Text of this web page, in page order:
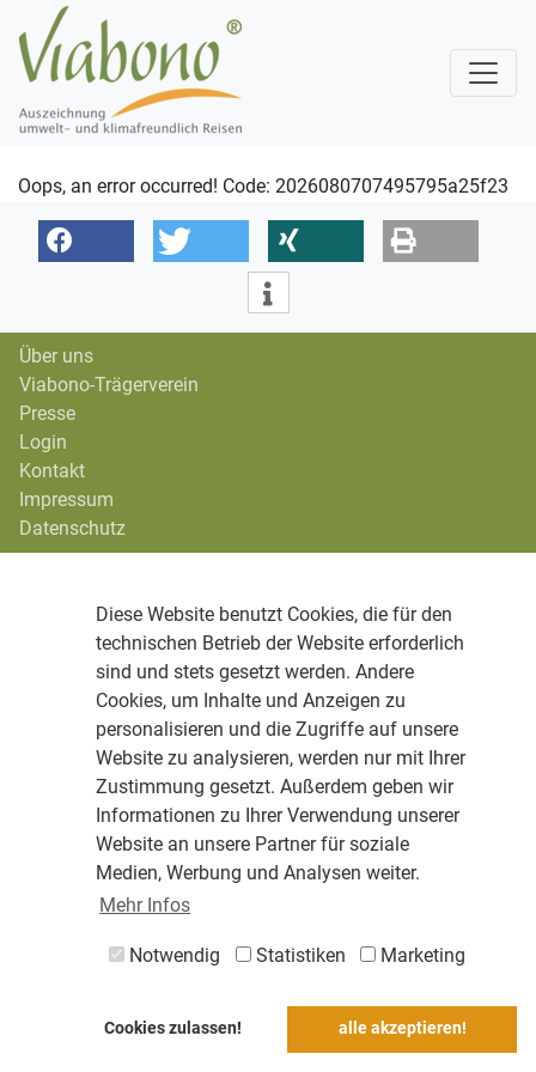
Diese Website benutzt Cookies, die für den
technischen Betrieb der Website erforderlich
sind und stets gesetzt werden. Andere
Cookies, um Inhalte und Anzeigen zu
personalisieren und die Zugriffe auf unsere
Website zu analysieren, werden nur mit Ihrer
Zustimmung gesetzt. Außerdem geben wir
Informationen zu Ihrer Verwendung unserer
Website an unsere Partner für soziale
Medien, Werbung und Analysen weiter.
Mehr Infos
Notwendig Statistiken Marketing
Cookies zulassen! alle akzeptieren!
Oops, an error occurred! Code: 2026080707495795a25f23
Über uns
Viabono-Trägerverein
Presse
Login
Kontakt
Impressum
Datenschutz